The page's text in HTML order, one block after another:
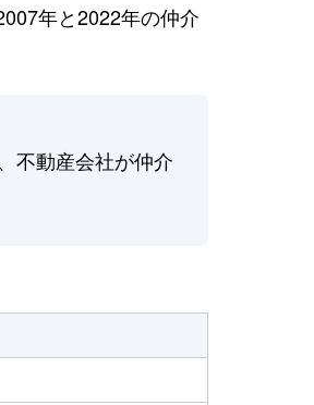
年と2022年の仲介
不動産会社が仲介